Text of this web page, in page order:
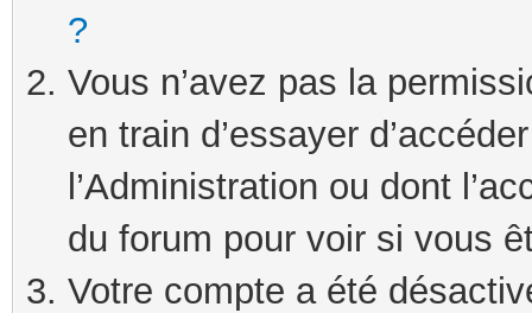
?
Vous n’avez pas la
en train d’essayer
l’Administration ou dont
du forum pour voir si vous
Votre compte a été